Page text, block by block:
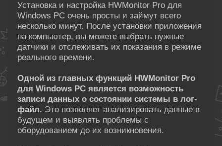
Установка и настройка HWMonitor Pro для
Windows PC очень просты и займут всего
несколько минут. После установки приложения
на компьютер, вы можете выбрать нужные
датчики и отслеживать их показания в режиме
реального времени.
Одной из главных функций HWMonitor Pro
для Windows PC является возможность
записи данных о состоянии системы в лог-
файл. Это позволяет анализировать данные в
будущем и выявлять проблемы с
оборудованием до их возникновения.